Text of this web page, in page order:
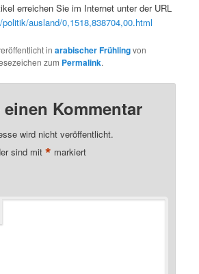
erreichen Sie im Internet unter der URL
ausland/0,1518,838704,00.html
inarabischer Frühlingvon
zum Permalink.
Kommentar
wird nicht veröffentlicht.
sind mit* markiert